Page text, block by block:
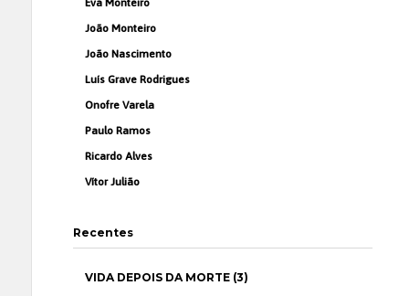
Eva Monteiro
João Monteiro
João Nascimento
Luís Grave Rodrigues
Onofre Varela
Paulo Ramos
Ricardo Alves
Vítor Julião
Recentes
VIDA DEPOIS DA MORTE (3)